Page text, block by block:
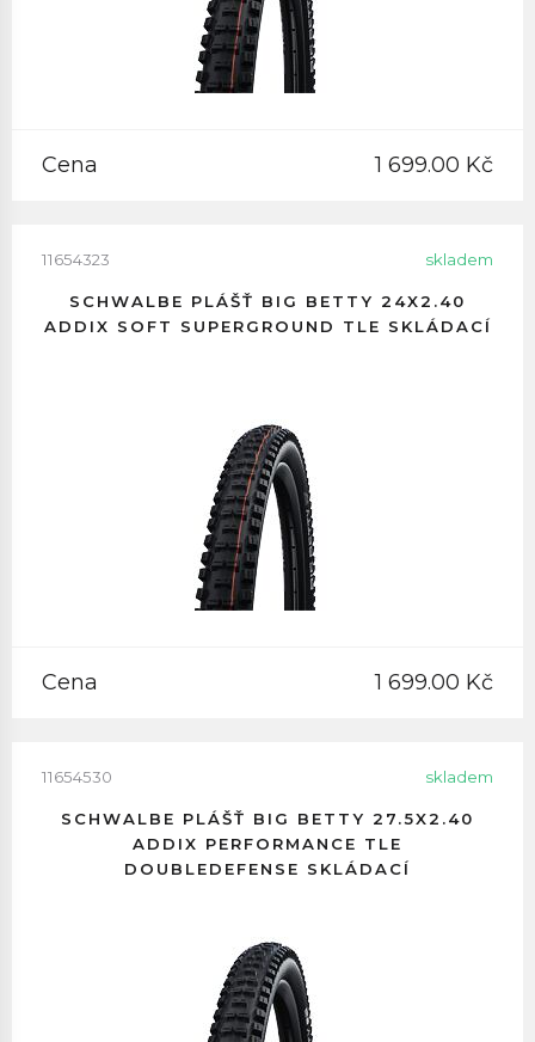
Cena 1 699.00 Kč
11654323 skladem
SCHWALBE PLÁŠŤ BIG BETTY 24X2.40
ADDIX SOFT SUPERGROUND TLE SKLÁDACÍ
Cena 1 699.00 Kč
11654530 skladem
SCHWALBE PLÁŠŤ BIG BETTY 27.5X2.40
ADDIX PERFORMANCE TLE
DOUBLEDEFENSE SKLÁDACÍ